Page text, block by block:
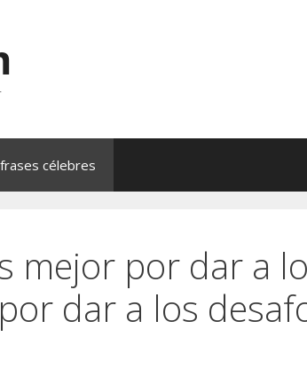
frases célebres
mejor por dar a
dar a los